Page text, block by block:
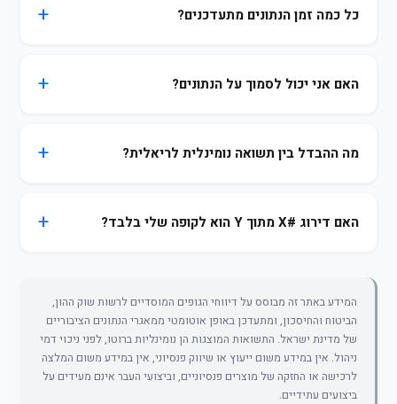
כל כמה זמן הנתונים מתעדכנים?
האם אני יכול לסמוך על הנתונים?
מה ההבדל בין תשואה נומינלית לריאלית?
האם דירוג #X מתוך Y הוא לקופה שלי בלבד?
המידע באתר זה מבוסס על דיווחי הגופים המוסדיים לרשות שוק ההון,
הביטוח והחיסכון, ומתעדכן באופן אוטומטי ממאגרי הנתונים הציבוריים
של מדינת ישראל. התשואות המוצגות הן נומינליות ברוטו, לפני ניכוי דמי
ניהול. אין במידע משום ייעוץ או שיווק פנסיוני, אין במידע משום המלצה
לרכישה או החזקה של מוצרים פנסיוניים, וביצועי העבר אינם מעידים על
ביצועים עתידיים.